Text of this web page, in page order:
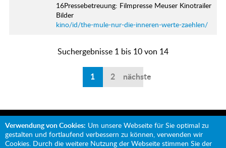
16Pressebetreuung: Filmpresse Meuser Kinotrailer
Bilder
kino/id/the-mule-nur-die-inneren-werte-zaehlen/
Suchergebnisse 1 bis 10 von 14
1 2 nächste
Verwendung von Cookies: Um unsere Webseite für Sie optimal zu
gestalten und fortlaufend verbessern zu können, verwenden wir
Cookies. Durch die weitere Nutzung der Webseite stimmen Sie der